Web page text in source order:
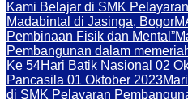
Kami Belajar di SMK
Madabintal di Jasinga, Bogor
Pembinaan Fisik dan Mental”
Pembangunan dalam
Ke 54Hari Batik Nasional 02
Pancasila 01 Oktober 2023
di SMK Pelayaran